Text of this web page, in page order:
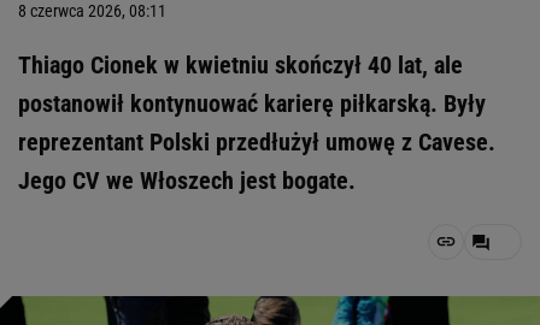
8 czerwca 2026, 08:11
Thiago Cionek w kwietniu skończył 40 lat, ale
postanowił kontynuować karierę piłkarską. Były
reprezentant Polski przedłużył umowę z Cavese.
Jego CV we Włoszech jest bogate.